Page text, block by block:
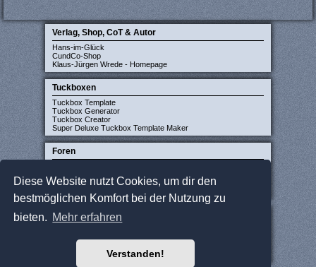
Diese Website nutzt Cookies, um dir den
bestmöglichen Komfort bei der Nutzung zu
bieten. Mehr erfahren
Verstanden!
Verlag, Shop, CoT & Autor
Hans-im-Glück
CundCo-Shop
Klaus-Jürgen Wrede - Homepage
Tuckboxen
Tuckbox Template
Tuckbox Generator
Tuckbox Creator
Super Deluxe Tuckbox Template Maker
Foren
CarcassonneCentral (englisch)
Carcassonne Latvija (lettisch)
Carcassonne CZ (tschechisch)
Sonstige Seiten
Gesellschaftsspieler gesucht
BoardGameGeek